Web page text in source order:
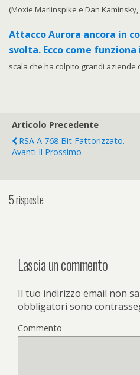
(Moxie Marlinspike e Dan Kaminsky,
Attacco Aurora ancora in
svolta. Ecco come
scala che ha colpito grandi aziende
Articolo Precedente
RSA A 768 Bit Fattorizzato.
Avanti Il Prossimo
5 risposte
Lascia un commento
Il tuo indirizzo email non
obbligatori sono
Commento